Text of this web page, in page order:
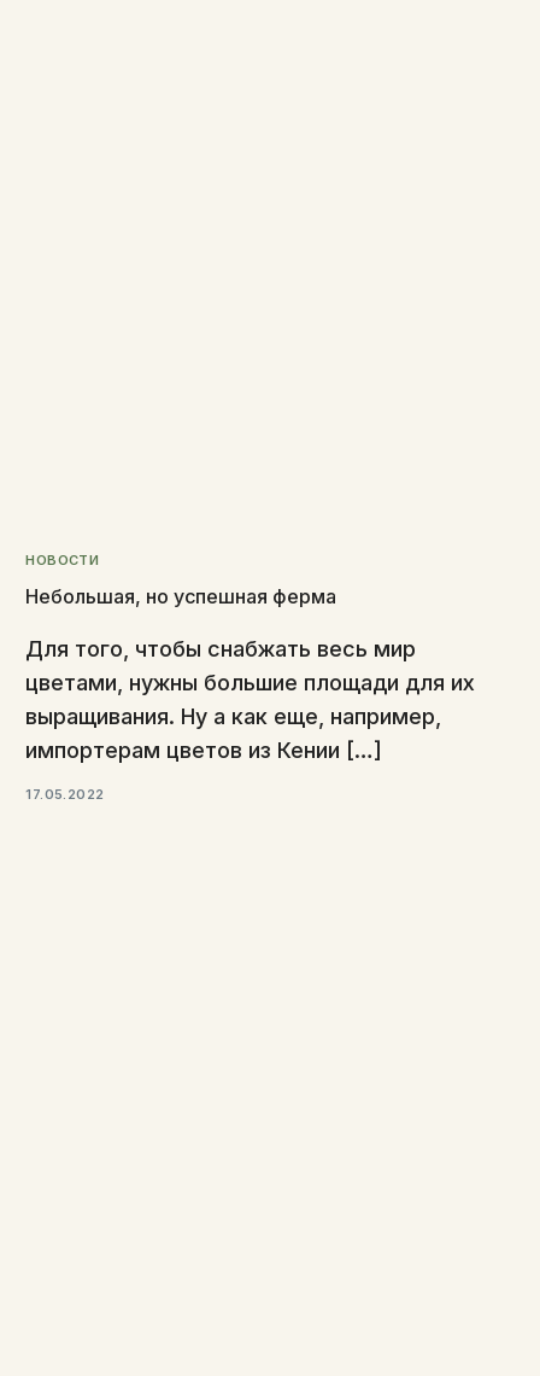
НОВОСТИ
Небольшая, но успешная ферма
Для того, чтобы снабжать весь мир
цветами, нужны большие площади для их
выращивания. Ну а как еще, например,
импортерам цветов из Кении […]
17.05.2022